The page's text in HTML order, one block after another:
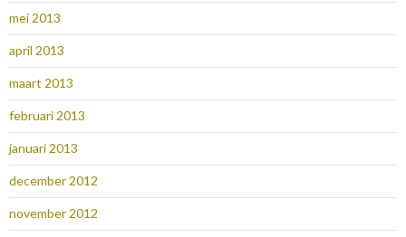
mei 2013
april 2013
maart 2013
februari 2013
januari 2013
december 2012
november 2012